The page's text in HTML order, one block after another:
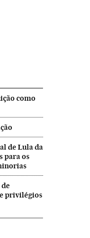
como
de Lula da
para os
privilégios